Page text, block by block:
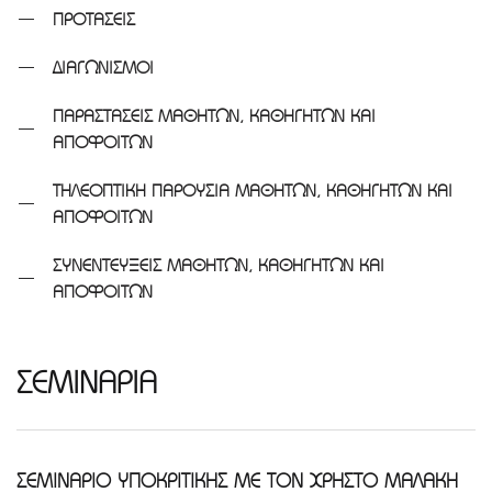
ΠΡΟΤΑΣΕΙΣ
ΔΙΑΓΩΝΙΣΜΟΙ
ΠΑΡΑΣΤΑΣΕΙΣ ΜΑΘΗΤΩΝ, ΚΑΘΗΓΗΤΩΝ ΚΑΙ
ΑΠΟΦΟΙΤΩΝ
ΤΗΛΕΟΠΤΙΚΗ ΠΑΡΟΥΣΙΑ ΜΑΘΗΤΩΝ, ΚΑΘΗΓΗΤΩΝ ΚΑΙ
ΑΠΟΦΟΙΤΩΝ
ΣΥΝΕΝΤΕΥΞΕΙΣ ΜΑΘΗΤΩΝ, ΚΑΘΗΓΗΤΩΝ ΚΑΙ
ΑΠΟΦΟΙΤΩΝ
ΣΕΜΙΝΑΡΙΑ
ΣΕΜΙΝΑΡΙΟ ΥΠΟΚΡΙΤΙΚΗΣ ΜΕ ΤΟΝ ΧΡΗΣΤΟ ΜΑΛΑΚΗ